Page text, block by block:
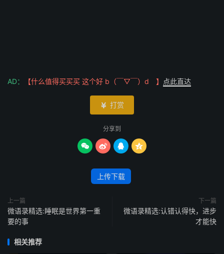
AD： 【什么值得买买买 这个好 b（￣▽￣）d 】 点此直达
 打赏
分享到
   
上传下载
上一篇
微语录精选:睡眠是世界第一重
要的事
下一篇
微语录精选:认错认得快，进步
才能快
相关推荐